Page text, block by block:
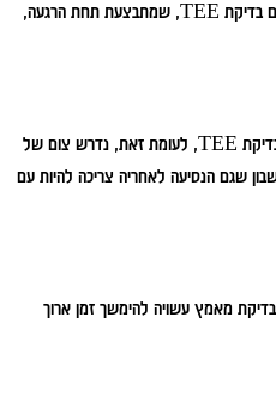
לא. הבדיקה החיצונית בכלל לא כואבת. גם בדיקת TEE, שמתבצעת תחת הרגעה,
בדיקה חיצונית רגילה לא מצריכה צום. לבדיקת TEE, לעומת זאת, נדרש צום של
שגם הנסיעה לאחריה צריכה להיות עם
מאמץ עשויה להימשך זמן ארוך